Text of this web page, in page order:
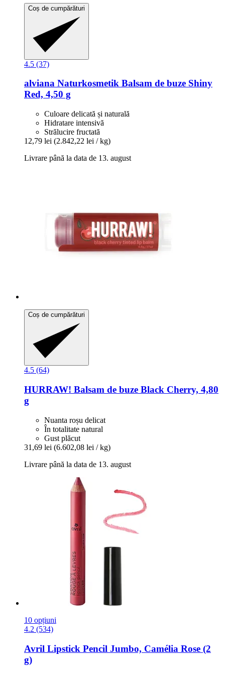
Coș de cumpărături
4.5 (37)
alviana Naturkosmetik Balsam de buze Shiny
Red, 4,50 g
Culoare delicată și naturală
Hidratare intensivă
Strălucire fructată
12,79 lei (2.842,22 lei / kg)
Livrare până la data de 13. august
Coș de cumpărături
4.5 (64)
HURRAW! Balsam de buze Black Cherry, 4,80
g
Nuanta roșu delicat
În totalitate natural
Gust plăcut
31,69 lei (6.602,08 lei / kg)
Livrare până la data de 13. august
10 opțiuni
4.2 (534)
Avril Lipstick Pencil Jumbo, Camélia Rose (2
g)